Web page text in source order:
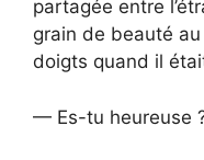
partagée entre
grain de beauté
doigts quand il
— Es-tu heureuse